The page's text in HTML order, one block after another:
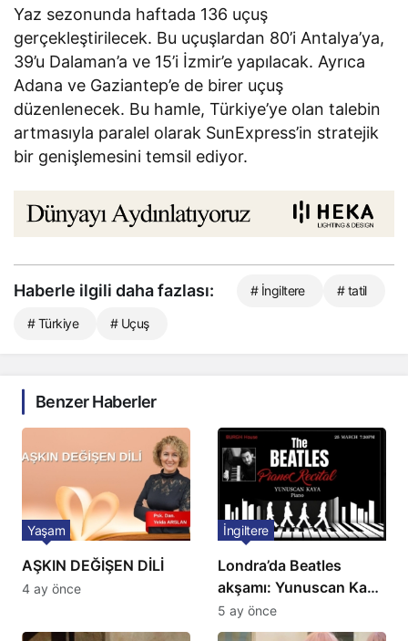
Yaz sezonunda haftada 136 uçuş
gerçekleştirilecek. Bu uçuşlardan 80’i Antalya’ya,
39’u Dalaman’a ve 15’i İzmir’e yapılacak. Ayrıca
Adana ve Gaziantep’e de birer uçuş
düzenlenecek. Bu hamle, Türkiye’ye olan talebin
artmasıyla paralel olarak SunExpress’in stratejik
bir genişlemesini temsil ediyor.
Haberle ilgili daha fazlası: # İngiltere # tatil
# Türkiye # Uçuş
Benzer Haberler
AŞKIN DEĞİŞEN DİLİ
Yaşam
4 ay önce
Londra’da Beatles
akşamı: Yunuscan Kaya
klasik yorumuyla
sahnede
İngiltere
5 ay önce